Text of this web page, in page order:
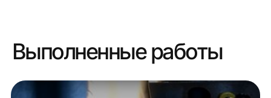
Выполненные работы